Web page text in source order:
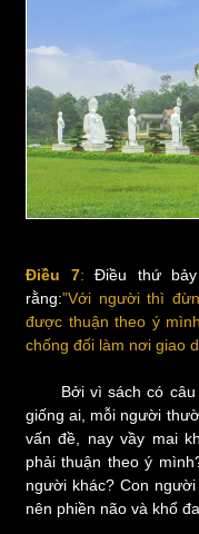
Điều 7: Điều thứ bảy
rằng:”Với người thì
được thuận theo ý
chống đối làm nơi giao
Bởi vì sách có câu
giống ai, mỗi người
vấn đề, nay vầy mai
phải thuận theo ý
người khác? Con
nên phiền não và khổ